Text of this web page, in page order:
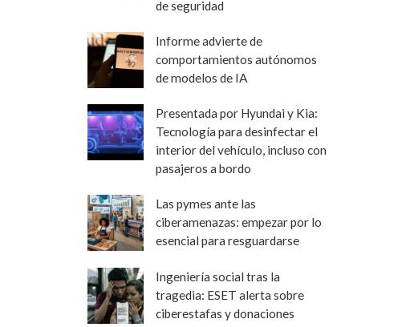
de seguridad
Informe advierte de
comportamientos autónomos
de modelos de IA
Presentada por Hyundai y Kia:
Tecnología para desinfectar el
interior del vehículo, incluso con
pasajeros a bordo
Las pymes ante las
ciberamenazas: empezar por lo
esencial para resguardarse
Ingeniería social tras la
tragedia: ESET alerta sobre
ciberestafas y donaciones